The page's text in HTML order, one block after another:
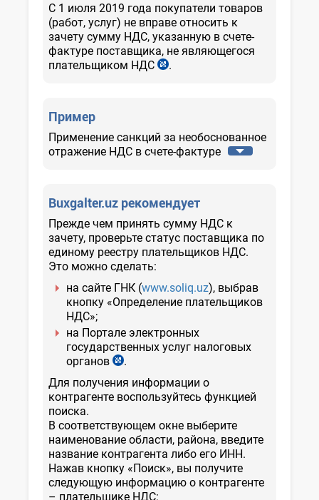
С 1 июля 2019 года покупатели товаров
(работ, услуг) не вправе относить к
зачету сумму НДС, указанную в счете-
фактуре поставщика, не являющегося
плательщиком НДС
26.12.2018
г.
.
Пример
Применение санкций за необоснованное
отражение НДС в счете-фактуре
Buxgalter.uz рекомендует
Прежде чем принять сумму НДС к
зачету, проверьте статус поставщика по
единому реестру плательщиков НДС.
Это можно сделать:
на сайте ГНК (www.soliq.uz), выбрав
кнопку «Определение плательщиков
НДС»;
на Портале электронных
государственных услуг налоговых
органов
.
Для получения информации о
контрагенте воспользуйтесь функцией
поиска.
В соответствующем окне выберите
наименование области, района, введите
название контрагента либо его ИНН.
Нажав кнопку «Поиск», вы получите
следующую информацию о контрагенте
– плательщике НДС: